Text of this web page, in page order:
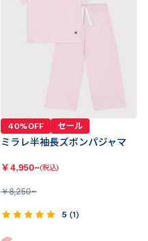
40%OFF セール
ミラレ半袖長ズボンパジャマ
￥ 4,950~(税込)
￥8,250~
5 (1)